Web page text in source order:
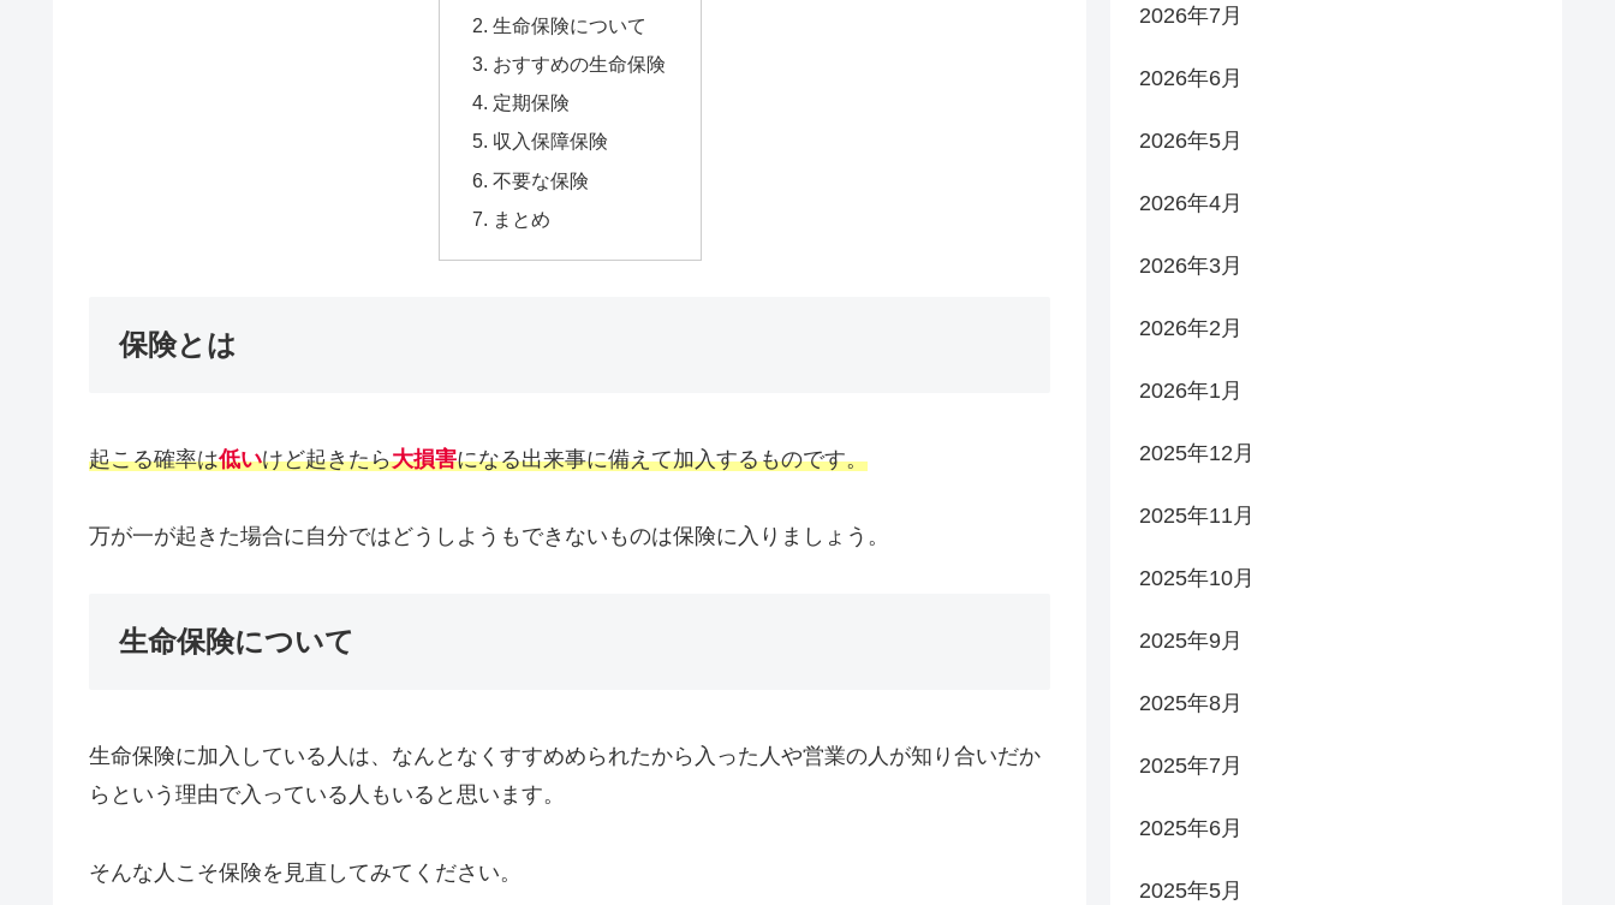
生命保険について
おすすめの生命保険
定期保険
収入保障保険
不要な保険
まとめ
保険とは
起こる確率は低いけど起きたら大損害になる出来事に備えて加入するものです。
万が一が起きた場合に自分ではどうしようもできないものは保険に入りましょう。
生命保険について
生命保険に加入している人は、なんとなくすすめめられたから入った人や営業の人が知り合いだか
らという理由で入っている人もいると思います。
そんな人こそ保険を見直してみてください。
2026年7月
2026年6月
2026年5月
2026年4月
2026年3月
2026年2月
2026年1月
2025年12月
2025年11月
2025年10月
2025年9月
2025年8月
2025年7月
2025年6月
2025年5月